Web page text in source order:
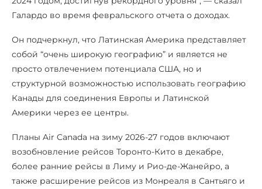
Галардо во время февральского отчета о доходах.
Он подчеркнул, что Латинская Америка представляет
собой “очень широкую географию” и является не
просто отвлечением потенциала США, но и
структурной возможностью использовать географию
Канады для соединения Европы и Латинской
Америки через ее центры.
Планы Air Canada на зиму 2026-27 годов включают
возобновление рейсов Торонто-Кито в декабре,
более ранние рейсы в Лиму и Рио-де-Жанейро, а
также расширение рейсов из Монреаля в Сантьяго и